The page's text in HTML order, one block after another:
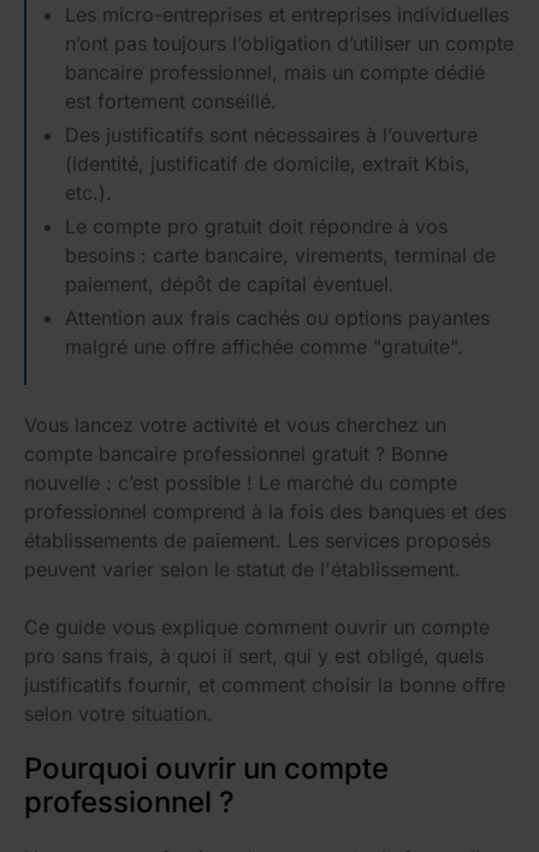
Les micro-entreprises et entreprises individuelles
n’ont pas toujours l’obligation d’utiliser un compte
bancaire professionnel, mais un compte dédié
est fortement conseillé.
Des justificatifs sont nécessaires à l’ouverture
(identité, justificatif de domicile, extrait Kbis,
etc.).
Le compte pro gratuit doit répondre à vos
besoins : carte bancaire, virements, terminal de
paiement, dépôt de capital éventuel.
Attention aux frais cachés ou options payantes
malgré une offre affichée comme "gratuite".
Vous lancez votre activité et vous cherchez un
compte bancaire professionnel gratuit ? Bonne
nouvelle : c’est possible ! Le marché du compte
professionnel comprend à la fois des banques et des
établissements de paiement. Les services proposés
peuvent varier selon le statut de l'établissement.
Ce guide vous explique comment ouvrir un compte
pro sans frais, à quoi il sert, qui y est obligé, quels
justificatifs fournir, et comment choisir la bonne offre
selon votre situation.
Pourquoi ouvrir un compte
professionnel ?